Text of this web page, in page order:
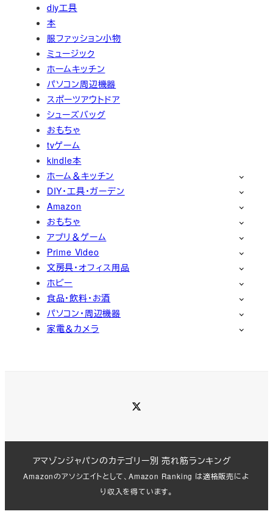
diy工具
本
服ファッション小物
ミュージック
ホームキッチン
パソコン周辺機器
スポーツアウトドア
シューズバッグ
おもちゃ
tvゲーム
kindle本
ホーム＆キッチン
DIY・工具・ガーデン
Amazon
おもちゃ
アプリ＆ゲーム
Prime Video
文房具・オフィス用品
ホビー
食品・飲料・お酒
パソコン・周辺機器
家電＆カメラ
アマゾンジャパンのカテゴリー別 売れ筋ランキング
Amazonのアソシエイトとして、Amazon Ranking は適格販売によ
り収入を得ています。